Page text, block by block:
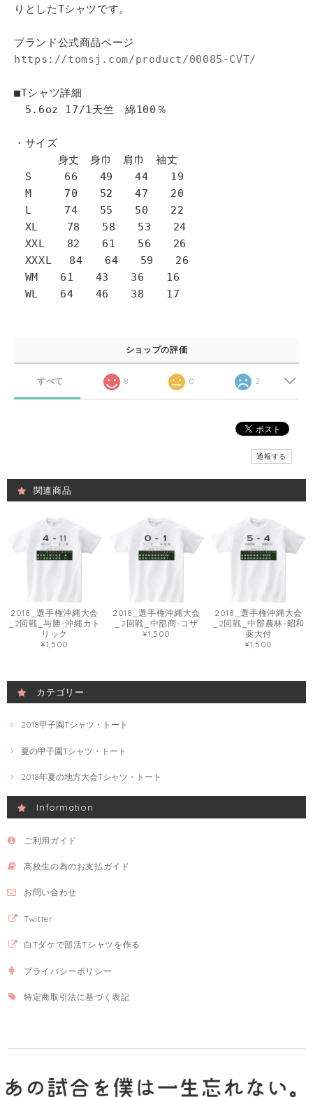
りとしたTシャツです。
ブランド公式商品ページ
https://tomsj.com/product/00085-CVT/
■Tシャツ詳細
5.6oz 17/1天竺 綿100％
・サイズ
身丈 身巾 肩巾 袖丈
S 66 49 44 19
M 70 52 47 20
L 74 55 50 22
XL 78 58 53 24
XXL 82 61 56 26
XXXL 84 64 59 26
WM 61 43 36 16
WL 64 46 38 17
ショップの評価
すべて 8 0 2
通報する
関連商品
2018_選手権沖縄大会
_2回戦_与勝-沖縄カト
リック
¥1,500
2018_選手権沖縄大会
_2回戦_中部商-コザ
¥1,500
2018_選手権沖縄大会
_2回戦_中部農林-昭和
薬大付
¥1,500
カテゴリー
2018甲子園Tシャツ・トート
夏の甲子園Tシャツ・トート
2018年夏の地方大会Tシャツ・トート
Information
ご利用ガイド
高校生の為のお支払ガイド
お問い合わせ
Twitter
白Tダケで部活Tシャツを作る
プライバシーポリシー
特定商取引法に基づく表記